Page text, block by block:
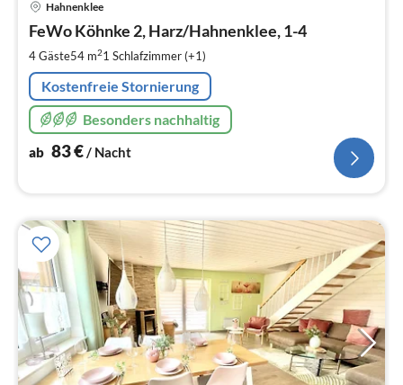
Hahnenklee
FeWo Köhnke 2, Harz/Hahnenklee, 1-4
4 Gäste54 m21 Schlafzimmer (+1)
Kostenfreie Stornierung
Besonders nachhaltig
ab 83€/ Nacht